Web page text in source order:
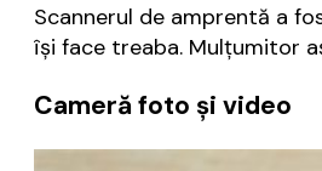
Scannerul de amprentă a
îşi face treaba. Mulţumitor
Cameră foto și video